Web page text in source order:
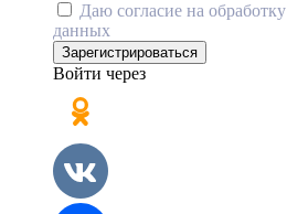
Даю согласие на обработку
данных
Зарегистрироваться
Войти через